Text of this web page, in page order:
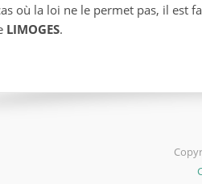
où la loi ne le permet pas, il
LIMOGES.